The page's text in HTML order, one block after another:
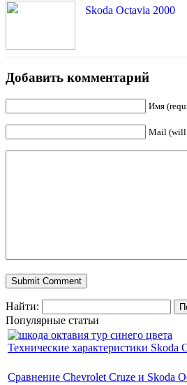
Skoda Octavia 2000
Добавить комментарий
Имя
Mail (will
Найти:
Популярные статьи
Технические характеристики Skoda
Сравнение Chevrolet Cruze и Skoda